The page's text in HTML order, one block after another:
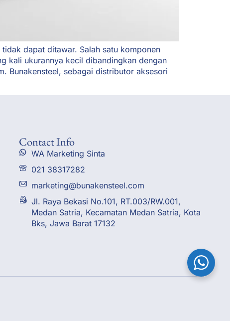
dapat ditawar. Salah satu komponen
kali ukurannya kecil dibandingkan dengan
Bunakensteel, sebagai distributor aksesori
Contact Info
WA Marketing Sinta
021 38317282
marketing@bunakensteel.com
Jl. Raya Bekasi No.101, RT.003/RW.001,
Medan Satria, Kecamatan Medan Satria, Kota
Bks, Jawa Barat 17132